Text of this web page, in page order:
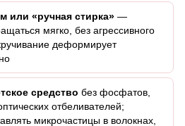
или «ручная стирка» —
мягко, без агрессивного
деформирует
средство без фосфатов,
отбеливателей;
микрочастицы в волокнах,